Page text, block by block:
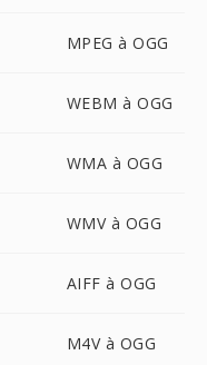
MPEG à OGG
WEBM à OGG
WMA à OGG
WMV à OGG
AIFF à OGG
M4V à OGG